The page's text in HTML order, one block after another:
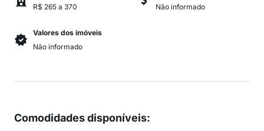
R$ 265 a 370
Não informado
Valores dos imóveis
Não informado
Comodidades disponíveis: